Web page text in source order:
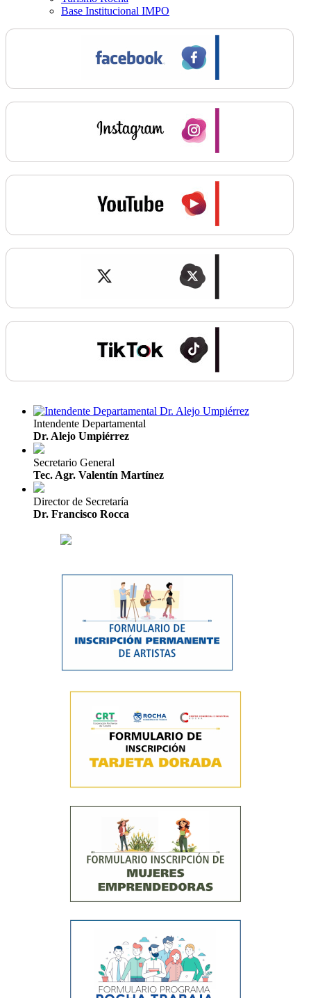
Base Institucional IMPO
Intendente Departamental
Dr. Alejo Umpiérrez
Secretario General
Tec. Agr. Valentín Martínez
Director de Secretaría
Dr. Francisco Rocca